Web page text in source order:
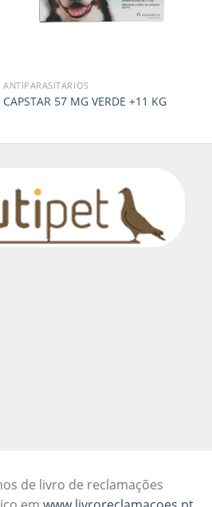
ANTIPARASITÁRIOS
CAPSTAR 57 MG VERDE +11 KG
de livro de reclamações